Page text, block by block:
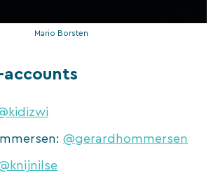
Mario Borsten
accounts
@gerardhommersen